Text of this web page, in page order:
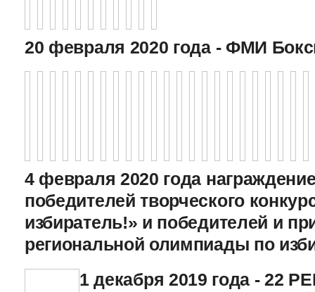
20 февраля 2020 года - ФМИ
4 февраля 2020 года
победителей творческого
избиратель!» и победителей и
региональной олимпиады по
1 декабря 2019 года - 22